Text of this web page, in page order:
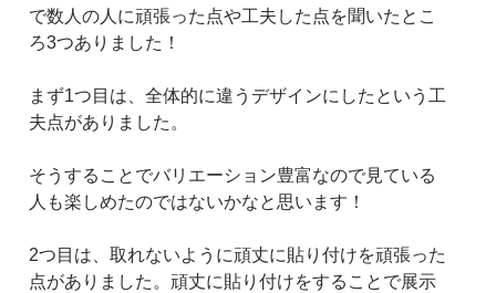
で数人の人に頑張った点や工夫した点を聞いたとこ
ろ3つありました！
まず1つ目は、全体的に違うデザインにしたという工
夫点がありました。
そうすることでバリエーション豊富なので見ている
人も楽しめたのではないかなと思います！
2つ目は、取れないように頑丈に貼り付けを頑張った
点がありました。頑丈に貼り付けをすることで展示